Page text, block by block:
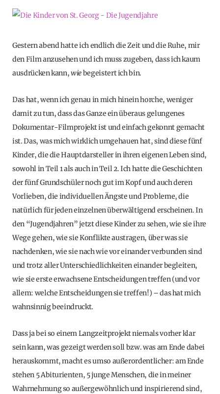
Gestern abend hatte ich endlich die Zeit und die Ruhe, mir
den Film anzusehen und ich muss zugeben, dass ich kaum
ausdrücken kann,wiebegeistert ich bin.
Das hat, wenn ich genau in mich hinein horche, weniger
damit zu tun, dass das Ganze ein überaus gelungenes
Dokumentar-Filmprojekt ist und einfach gekonnt gemacht
ist. Das, was mich wirklich umgehauen hat, sind diese fünf
Kinder, die die Hauptdarsteller in ihren eigenen Leben sind,
sowohl in Teil 1 als auch in Teil 2. Ich hatte die Geschichten
der fünf Grundschüler noch gut im Kopf und auch deren
Vorlieben, die individuellen Ängste und Probleme, die
natürlich für jeden einzelnen überwältigend erscheinen. In
den “Jugendjahren” jetzt diese Kinder zu sehen, wie sie ihre
Wege gehen, wie sie Konflikte austragen, über was sie
nachdenken, wie sie nach wie vor einander verbunden sind
und trotz aller Unterschiedlichkeiten einander begleiten,
wie sie erste erwachsene Entscheidungen treffen (und vor
allem: welche Entscheidungen sie treffen!) – das hat mich
wahnsinnig beeindruckt.
Dass ja bei so einem Langzeitprojekt niemals vorher klar
sein kann, was gezeigt werden soll bzw. was am Ende dabei
herauskommt, macht es umso außerordentlicher: am Ende
stehen 5 Abiturienten, 5 junge Menschen, die in meiner
Wahrnehmung so außergewöhnlich und inspirierend sind,